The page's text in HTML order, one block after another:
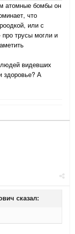
атомные бомбы он
что
или с
трусы могли и
видевших
здоровье? А
сказал: